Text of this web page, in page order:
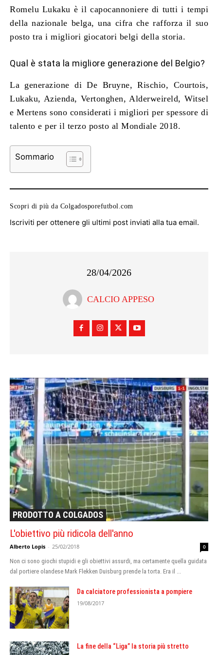
Romelu Lukaku è il capocannoniere di tutti i tempi
della nazionale belga, una cifra che rafforza il suo
posto tra i migliori giocatori belgi della storia.
Qual è stata la migliore generazione del Belgio?
La generazione di De Bruyne, Rischio, Courtois,
Lukaku, Azienda, Vertonghen, Alderweireld, Witsel
e Mertens sono considerati i migliori per spessore di
talento e per il terzo posto al Mondiale 2018.
Sommario
Scopri di più da Colgadosporefutbol.com
Iscriviti per ottenere gli ultimi post inviati alla tua email.
28/04/2026
CALCIO APPESO
PRODOTTO A COLGADOS
L'obiettivo più ridicola dell'anno
Alberto Lopis - 25/02/2018 0
Non ci sono giochi stupidi e gli obiettivi assurdi, ma certamente quella guidata
dal portiere olandese Mark Flekken Duisburg prende la torta. Era il ...
Da calciatore professionista a pompiere
19/08/2017
La fine della “Liga” la storia più stretto